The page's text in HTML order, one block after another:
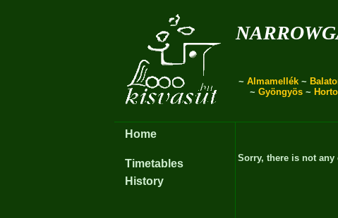
~ Almamellék~
~ Gyöngyös~
Home
Timetables
History
Sorry, there is not